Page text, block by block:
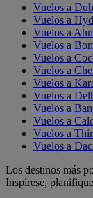
Vuelos a
Vuelos a
Vuelos a
Vuelos a
Vuelos a
Vuelos a
Vuelos a
Vuelos a
Vuelos a
Vuelos a
Vuelos a
Vuelos a
Los destinos más
Inspírese,